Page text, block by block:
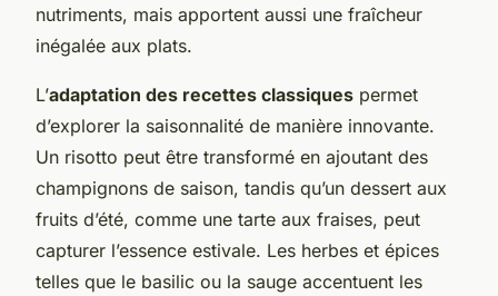
nutriments, mais apportent aussi une fraîcheur
inégalée aux plats.
L’adaptation des recettes classiques permet
d’explorer la saisonnalité de manière innovante.
Un risotto peut être transformé en ajoutant des
champignons de saison, tandis qu’un dessert aux
fruits d’été, comme une tarte aux fraises, peut
capturer l’essence estivale. Les herbes et épices
telles que le basilic ou la sauge accentuent les